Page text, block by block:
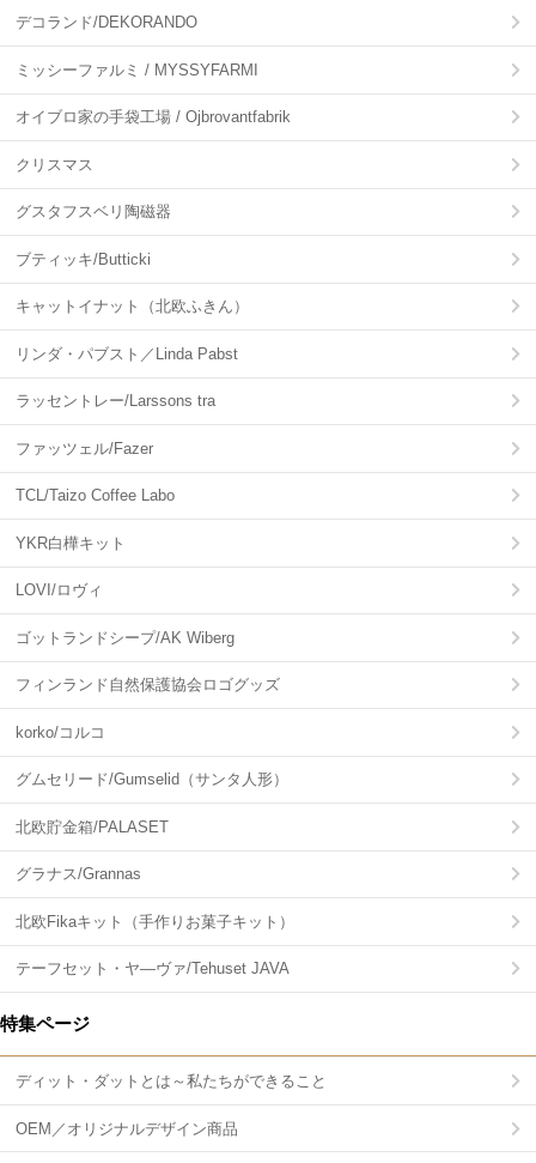
デコランド/DEKORANDO
ミッシーファルミ / MYSSYFARMI
オイブロ家の手袋工場 / Ojbrovantfabrik
クリスマス
グスタフスベリ陶磁器
ブティッキ/Butticki
キャットイナット（北欧ふきん）
リンダ・パブスト／Linda Pabst
ラッセントレー/Larssons tra
ファッツェル/Fazer
TCL/Taizo Coffee Labo
YKR白樺キット
LOVI/ロヴィ
ゴットランドシープ/AK Wiberg
フィンランド自然保護協会ロゴグッズ
korko/コルコ
グムセリード/Gumselid（サンタ人形）
北欧貯金箱/PALASET
グラナス/Grannas
北欧Fikaキット（手作りお菓子キット）
テーフセット・ヤ―ヴァ/Tehuset JAVA
特集ページ
ディット・ダットとは～私たちができること
OEM／オリジナルデザイン商品